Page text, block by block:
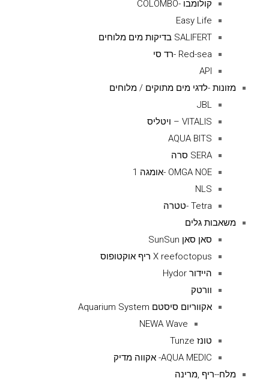
קולומבו -COLOMBO
Easy Life
SALIFERT בדיקות מים מלוחים
Red-sea -רד סי
API
מזונות -לדגי מים מתוקים / מלוחים
JBL
VITALIS – ויטליס
AQUA BITS
SERA סרה
OMGA NOE -אומגה 1
NLS
Tetra -טטרה
משאבות גלים
סאן סאן SunSun
X reefoctopus ריף אוקטופוס
היידור Hydor
וורטק
אקווריום סיסטם Aquarium System
NEWA Wave
טונז Tunze
AQUA MEDIC- אקווה מדיק
מלח--ריף ,מרינה